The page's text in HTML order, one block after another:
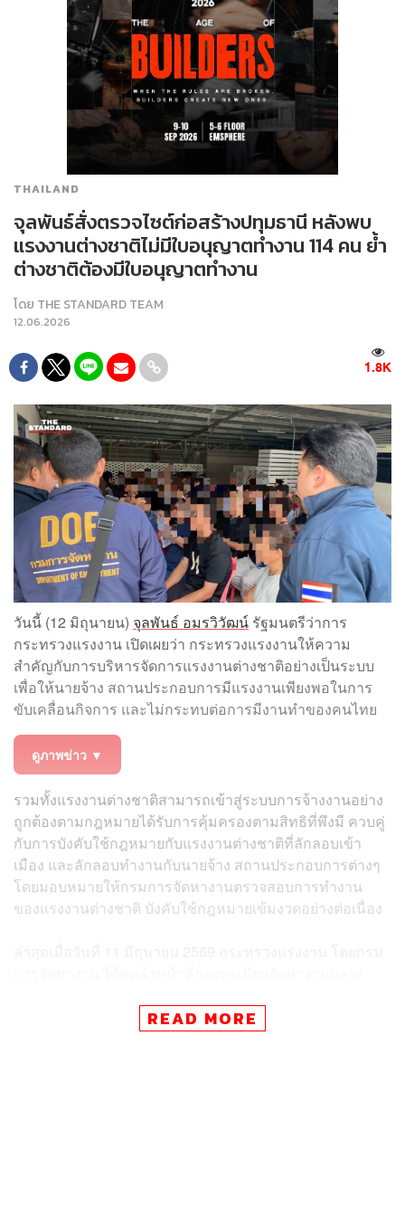
THAILAND
จุลพันธ์สั่งตรวจไซต์ก่อสร้างปทุมธานี หลังพบ
แรงงานต่างชาติไม่มีใบอนุญาตทำงาน 114 คน ย้ำ
ต่างชาติต้องมีใบอนุญาตทำงาน
โดย THE STANDARD TEAM
12.06.2026
1.8K
วันนี้ (12 มิถุนายน) จุลพันธ์ อมรวิวัฒน์ รัฐมนตรีว่าการ
กระทรวงแรงงาน เปิดเผยว่า กระทรวงแรงงานให้ความ
สำคัญกับการบริหารจัดการแรงงานต่างชาติอย่างเป็นระบบ
เพื่อให้นายจ้าง สถานประกอบการมีแรงงานเพียงพอในการ
ขับเคลื่อนกิจการ และไม่กระทบต่อการมีงานทำของคนไทย
ดูภาพข่าว ▼
รวมทั้งแรงงานต่างชาติสามารถเข้าสู่ระบบการจ้างงานอย่าง
ถูกต้องตามกฎหมายได้รับการคุ้มครองตามสิทธิที่พึงมี ควบคู่
กับการบังคับใช้กฎหมายกับแรงงานต่างชาติที่ลักลอบเข้า
เมือง และลักลอบทำงานกับนายจ้าง สถานประกอบการต่างๆ
โดยมอบหมายให้กรมการจัดหางานตรวจสอบการทำงาน
ของแรงงานต่างชาติ บังคับใช้กฎหมายเข้มงวดอย่างต่อเนื่อง
งานจังหวัดปทุมธานี ตรวจคนเข้าเมืองจังหวัดปทุมธานี กอง
อำนวยการรักษาความมั่นคงภายในจังหวัดปทุมธานี และ
READ MORE